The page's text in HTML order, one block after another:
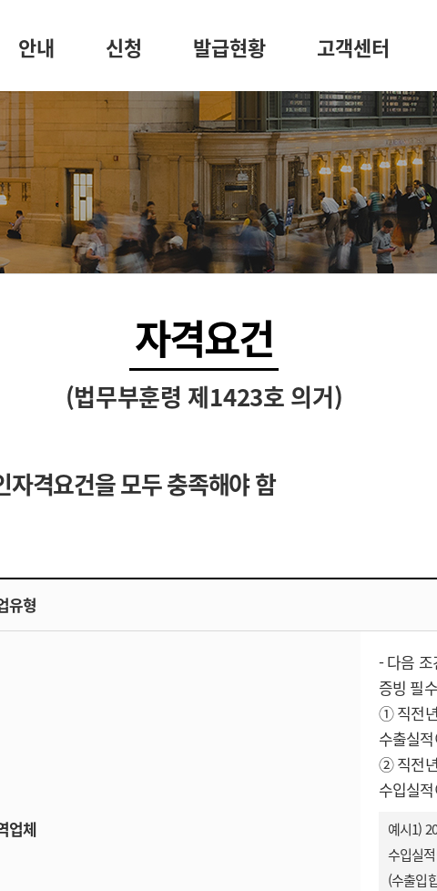
안내 신청 발급현황 고객센터
자격요건
(법무부훈령 제1423호 의거)
격요건을 모두 충족해야 함
유형
업체
- 다음
증빙 필
① 직전
수출실
② 직전
수입실
예시1)
수입실
(수출입